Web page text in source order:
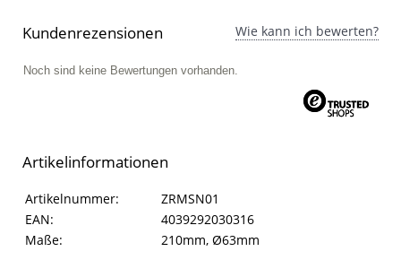
Kundenrezensionen Wie kann ich bewerten?
Noch sind keine Bewertungen vorhanden.
Artikelinformationen
Artikelinformationen
Eigenschaft Wert
Artikelnummer:
ZRMSN01
EAN:
4039292030316
Maße:
210mm, Ø63mm